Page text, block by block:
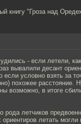
книгу "Гроза над
- если летели,
вывалили десант
если условно взять за
похожее расстояние.
возможно, в итоге
рода летчиков
летать